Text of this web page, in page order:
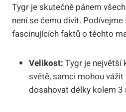
Tygr je skutečně pánem
není se čemu divit.
fascinujících faktů o těchto
Velikost: Tygr je největší
světě, samci mohou
dosahovat délky kolem 3